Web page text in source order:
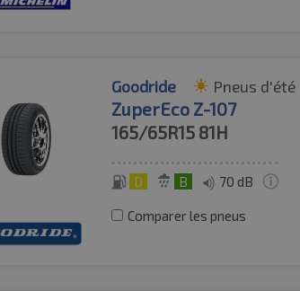
Goodride Pneus d'été
ZuperEco Z-107
165/65R15 81H
D B 70 dB
Comparer les pneus